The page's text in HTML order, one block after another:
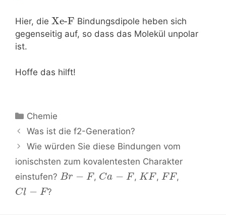
Hier, die Xe-F Bindungsdipole heben sich
gegenseitig auf, so dass das Molekül unpolar
ist.
Hoffe das hilft!
Kategorien
Chemie
Beitrags-
Navigation
Was ist die f2-Generation?
Wie würden Sie diese Bindungen vom
ionischsten zum kovalentesten Charakter
einstufen? Br − F, Ca − F, KF, FF,
Cl − F?